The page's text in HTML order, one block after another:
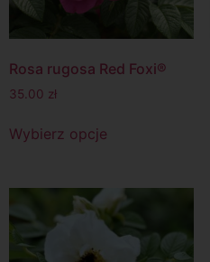
Rosa rugosa Red Foxi®
35.00 zł
Wybierz opcje